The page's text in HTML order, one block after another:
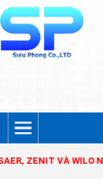
VÀ WILO NHẬP